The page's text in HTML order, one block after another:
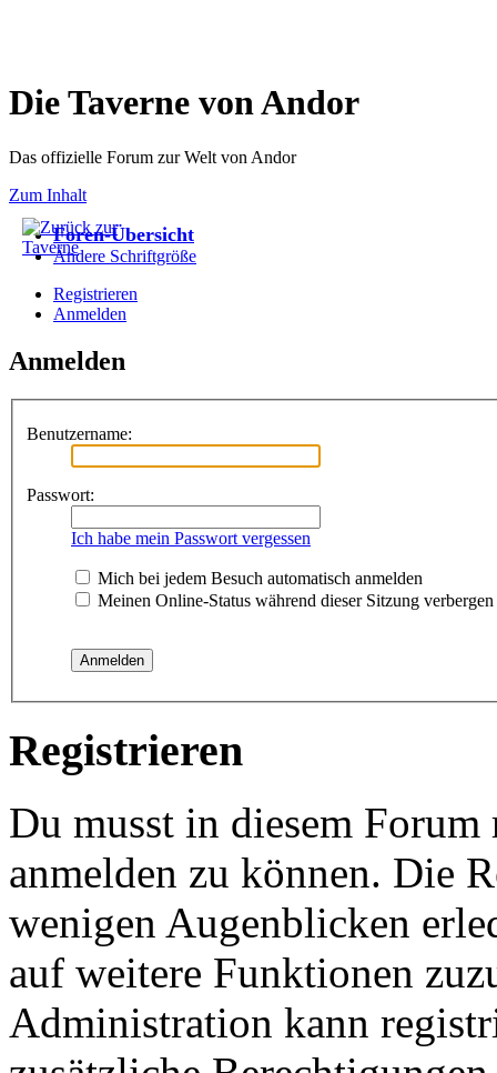
Die Taverne von Andor
Das offizielle Forum zur Welt von Andor
Zum Inhalt
Foren-Übersicht
Ändere Schriftgröße
Registrieren
Anmelden
Anmelden
Benutzername:
Passwort:
Ich habe mein Passwort vergessen
Mich bei jedem Besuch automatisch anmelden
Meinen Online-Status während dieser Sitzung verbergen
Registrieren
Du musst in diesem
anmelden zu können. Die
wenigen Augenblicken
auf weitere Funktionen
Administration kann